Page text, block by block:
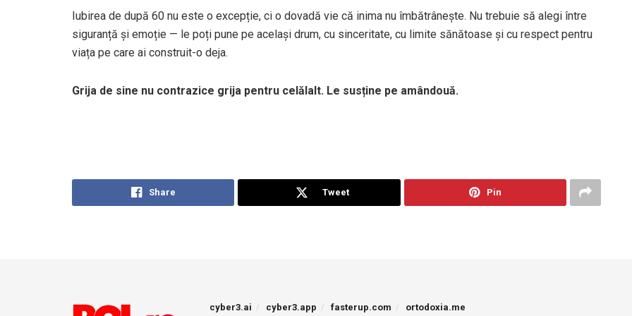
Iubirea de după 60 nu este o excepție, ci o dovadă vie că inima nu îmbătrânește. Nu trebuie să alegi între
siguranță și emoție — le poți pune pe același drum, cu sinceritate, cu limite sănătoase și cu respect pentru
viața pe care ai construit-o deja.
Grija de sine nu contrazice grija pentru celălalt. Le susține pe amândouă.
Share Tweet Pin
cyber3.ai cyber3.app fasterup.com ortodoxia.me